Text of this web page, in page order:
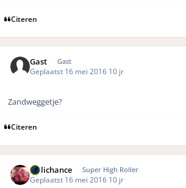
Citeren
Gast Gast
Geplaatst 16 mei 2016 10 jr
Zandweggetje?
Citeren
Hillichance Super High Roller
Geplaatst 16 mei 2016 10 jr